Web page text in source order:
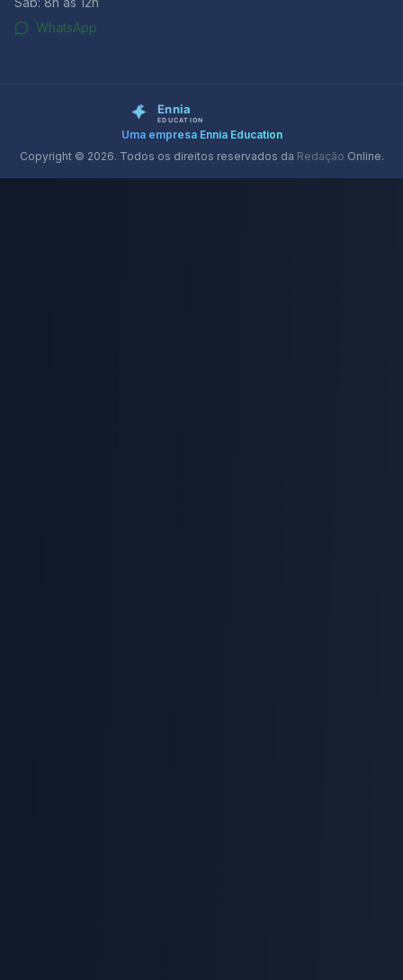
WhatsApp
Uma empresa Ennia Education
Copyright © 2026. Todos os direitos reservados da Redação Online.